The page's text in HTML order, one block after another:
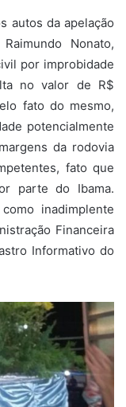
autos da apelação
Nonato,
por improbidade
no valor de R$
fato do mesmo,
potencialmente
da rodovia
fato que
parte do Ibama.
inadimplente
Financeira
Informativo do